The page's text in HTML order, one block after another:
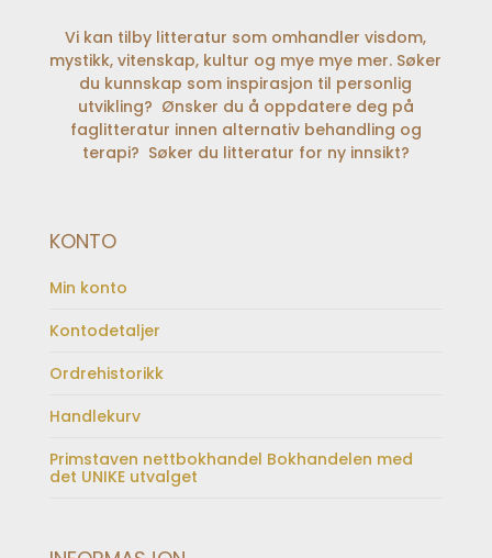
Vi kan tilby litteratur som omhandler visdom,
mystikk, vitenskap, kultur og mye mye mer. Søker
du kunnskap som inspirasjon til personlig
utvikling? Ønsker du å oppdatere deg på
faglitteratur innen alternativ behandling og
terapi? Søker du litteratur for ny innsikt?
KONTO
Min konto
Kontodetaljer
Ordrehistorikk
Handlekurv
Primstaven nettbokhandel Bokhandelen med
det UNIKE utvalget